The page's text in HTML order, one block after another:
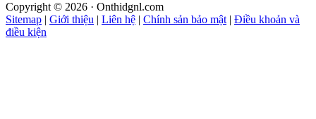
Copyright © 2026 · Onthidgnl.com
Sitemap | Giới thiệu | Liên hệ | Chính sản bảo mật | Điều khoản và
điều kiện